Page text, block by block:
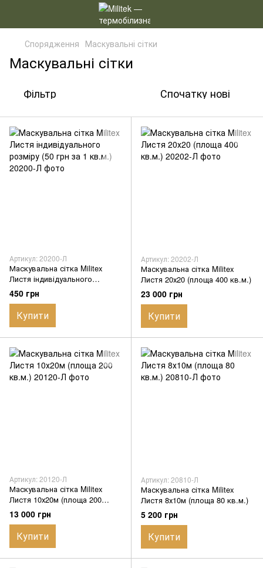
Спорядження Маскувальні сітки
Маскувальні сітки
Фільтр Спочатку нові
Артикул: 20200-Л
Маскувальна сітка Militex
Листя індивідуального
розміру (50 грн за 1 кв.м.)
450 грн
Купити
Артикул: 20202-Л
Маскувальна сітка Militex
Листя 20х20 (площа 400 кв.м.)
23 000 грн
Купити
Артикул: 20120-Л
Маскувальна сітка Militex
Листя 10х20м (площа 200
кв.м.)
13 000 грн
Купити
Артикул: 20810-Л
Маскувальна сітка Militex
Листя 8х10м (площа 80 кв.м.)
5 200 грн
Купити